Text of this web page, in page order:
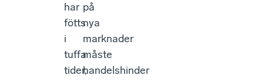
har
fötts
i
tuffa
tider,
på
nya
marknader
måste
handelshinder